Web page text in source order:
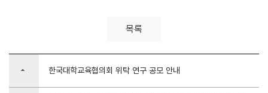
목록
arrow_drop_up 한국대학교육협의회 위탁 연구 공모 안내